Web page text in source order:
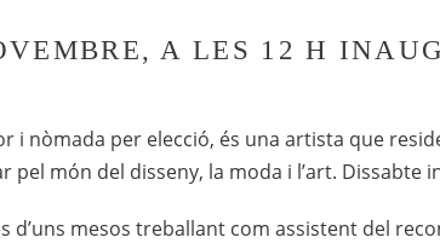
A LES 12 H
i nòmada per elecció, és una artista que
pel món del disseny, la moda i l’art. Dissabte
d’uns mesos treballant com assistent del